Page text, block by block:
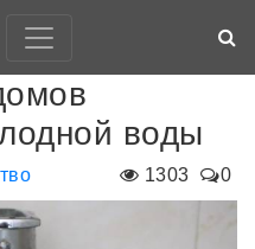
воды
1303 0